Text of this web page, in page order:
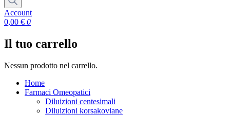
Account
0,00 € 0
Il tuo carrello
Nessun prodotto nel carrello.
Home
Farmaci Omeopatici
Diluizioni centesimali
Diluizioni korsakoviane